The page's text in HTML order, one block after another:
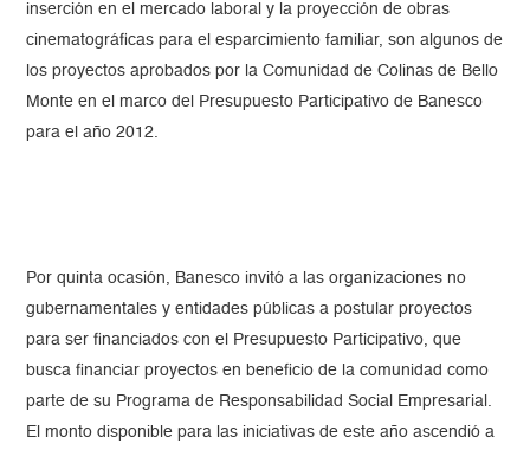
inserción en el mercado laboral y la proyección de obras
cinematográficas para el esparcimiento familiar, son algunos de
los proyectos aprobados por la Comunidad de Colinas de Bello
Monte en el marco del Presupuesto Participativo de Banesco
para el año 2012.
Por quinta ocasión, Banesco invitó a las organizaciones no
gubernamentales y entidades públicas a postular proyectos
para ser financiados con el Presupuesto Participativo, que
busca financiar proyectos en beneficio de la comunidad como
parte de su Programa de Responsabilidad Social Empresarial.
El monto disponible para las iniciativas de este año ascendió a